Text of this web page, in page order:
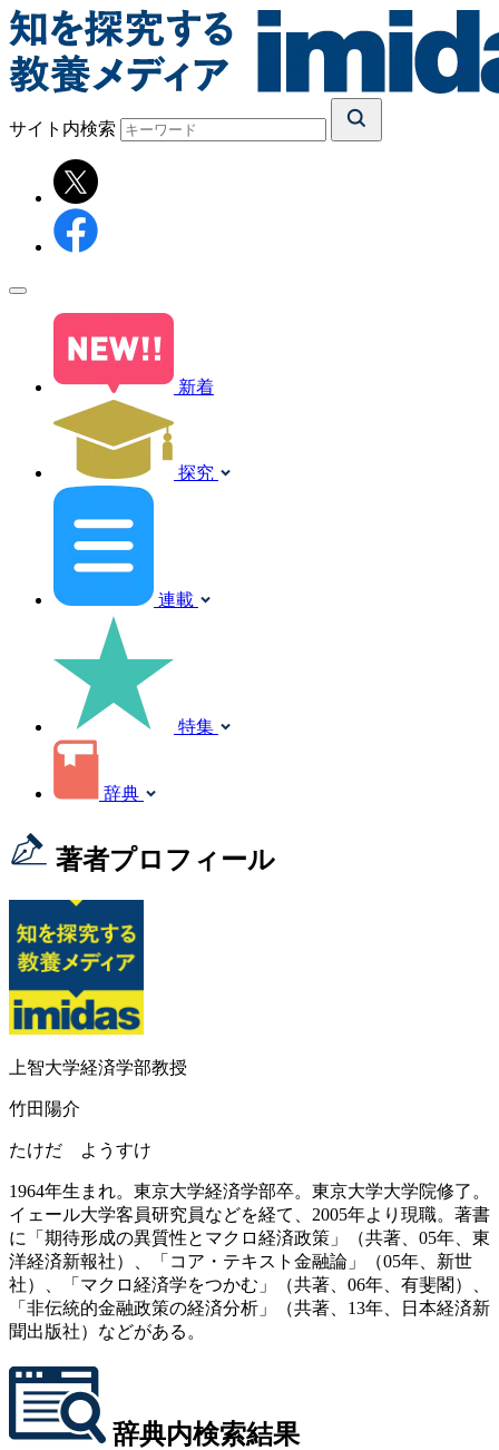
サイト内検索
新着
探究
連載
特集
辞典
著者プロフィール
上智大学経済学部教授
竹田陽介
たけだ ようすけ
1964年生まれ。東京大学経済学部卒。東京大学大学院修了。
イェール大学客員研究員などを経て、2005年より現職。著書
に「期待形成の異質性とマクロ経済政策」（共著、05年、東
洋経済新報社）、「コア・テキスト金融論」（05年、新世
社）、「マクロ経済学をつかむ」（共著、06年、有斐閣）、
「非伝統的金融政策の経済分析」（共著、13年、日本経済新
聞出版社）などがある。
辞典内検索結果